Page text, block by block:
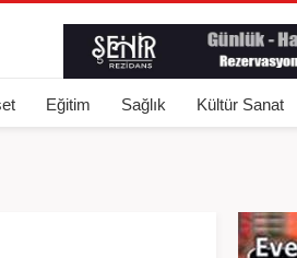
Eğitim Sağlık Kültür Sanat